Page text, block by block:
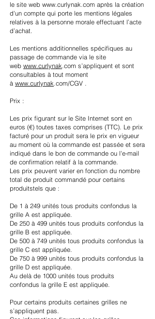
le site web www.curlynak.com après la création
d'un compte qui porte les mentions légales
relatives à la personne morale effectuant l’acte
d’achat.
Les mentions additionnelles spécifiques au
passage de commande via le site
web www.curlynak.com s’appliquent et sont
consultables à tout moment
à www.curlynak.com/CGV .
Prix :
Les prix figurant sur le Site Internet sont en
euros (€) toutes taxes comprises (TTC). Le prix
facturé pour un produit sera le prix en vigueur
au moment où la commande est passée et sera
indiqué dans le bon de commande ou l'e-mail
de confirmation relatif à la commande.
Les prix peuvent varier en fonction du nombre
total de produit commandé pour certains
produitstels que :
De 1 à 249 unités tous produits confondus la
grille A est appliquée.
De 250 à 499 unités tous produits confondus la
grille B est appliquée.
De 500 à 749 unités tous produits confondus la
grille C est appliquée.
De 750 à 999 unités tous produits confondus la
grille D est appliquée.
Au delà de 1000 unités tous produits
confondus la grille E est appliquée.
Pour certains produits certaines grilles ne
s’appliquent pas.